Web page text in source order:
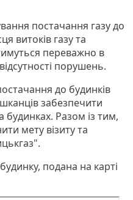
постачання газу до
витоків газу та
переважно в
порушень.
до будинків
забезпечити
будинках. Разом із тим,
мету візиту та
подана на карті